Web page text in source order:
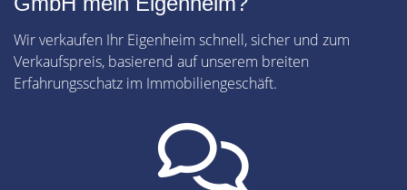
Wir verkaufen Ihr Eigenheim schnell, sicher und zum
Verkaufspreis, basierend auf unserem breiten
Erfahrungsschatz im Immobiliengeschäft.